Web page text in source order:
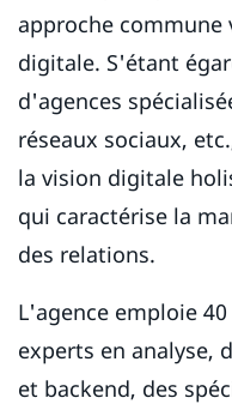
approche
digitale. S'étant
d'agences
réseaux sociaux,
la vision digitale
qui caractérise la
des relations.
L'agence emploie
experts en analyse,
et backend, des